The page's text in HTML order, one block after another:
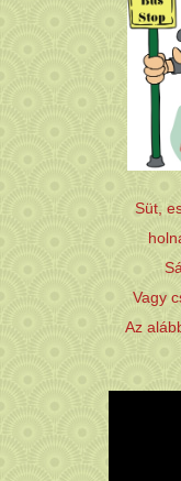
Süt,
Vagy
Az